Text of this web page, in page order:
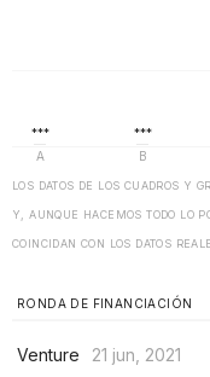
LOS DATOS DE LOS CUADROS Y
Y, AUNQUE HACEMOS TODO LO
COINCIDAN CON LOS DATOS
RONDA DE FINANCIACIÓN
Venture
21 jun, 2021